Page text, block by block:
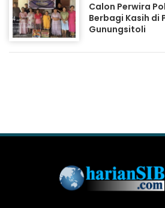
Calon Perwira
Berbagi Kasih di
Gunungsitoli